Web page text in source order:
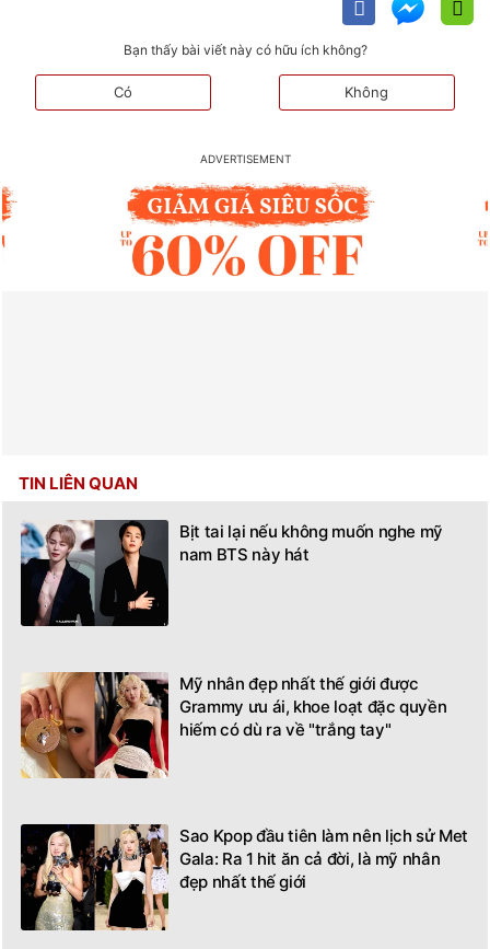
Bạn thấy bài viết này có hữu ích không?
Có Không
TIN LIÊN QUAN
Bịt tai lại nếu không muốn nghe mỹ
nam BTS này hát
Mỹ nhân đẹp nhất thế giới được
Grammy ưu ái, khoe loạt đặc quyền
hiếm có dù ra về "trắng tay"
Sao Kpop đầu tiên làm nên lịch sử Met
Gala: Ra 1 hit ăn cả đời, là mỹ nhân
đẹp nhất thế giới